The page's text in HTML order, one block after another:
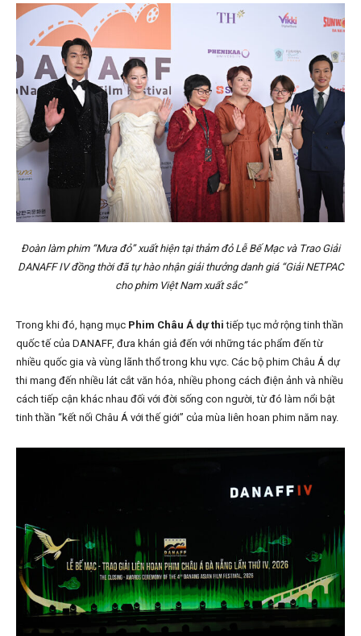
Đoàn làm phim “Mưa đỏ” xuất hiện tại thảm đỏ Lễ Bế Mạc và Trao Giải
DANAFF IV đồng thời đã tự hào nhận giải thưởng danh giá “Giải NETPAC
cho phim Việt Nam xuất sắc”
Trong khi đó, hạng mục Phim Châu Á dự thi tiếp tục mở rộng tinh thần
quốc tế của DANAFF, đưa khán giả đến với những tác phẩm đến từ
nhiều quốc gia và vùng lãnh thổ trong khu vực. Các bộ phim Châu Á dự
thi mang đến nhiều lát cắt văn hóa, nhiều phong cách điện ảnh và nhiều
cách tiếp cận khác nhau đối với đời sống con người, từ đó làm nổi bật
tinh thần “kết nối Châu Á với thế giới” của mùa liên hoan phim năm nay.